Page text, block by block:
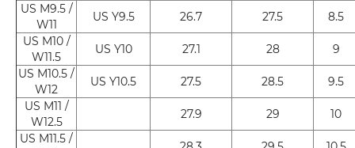
US M9.5 /
W11
US Y9.5 26.7 27.5
8.5
US M10 /
W11.5
US Y10 27.1 28
9
US M10.5 /
W12
US Y10.5 27.5 28.5
9.5
US M11 /
W12.5
27.9 29
10
US M11.5 /